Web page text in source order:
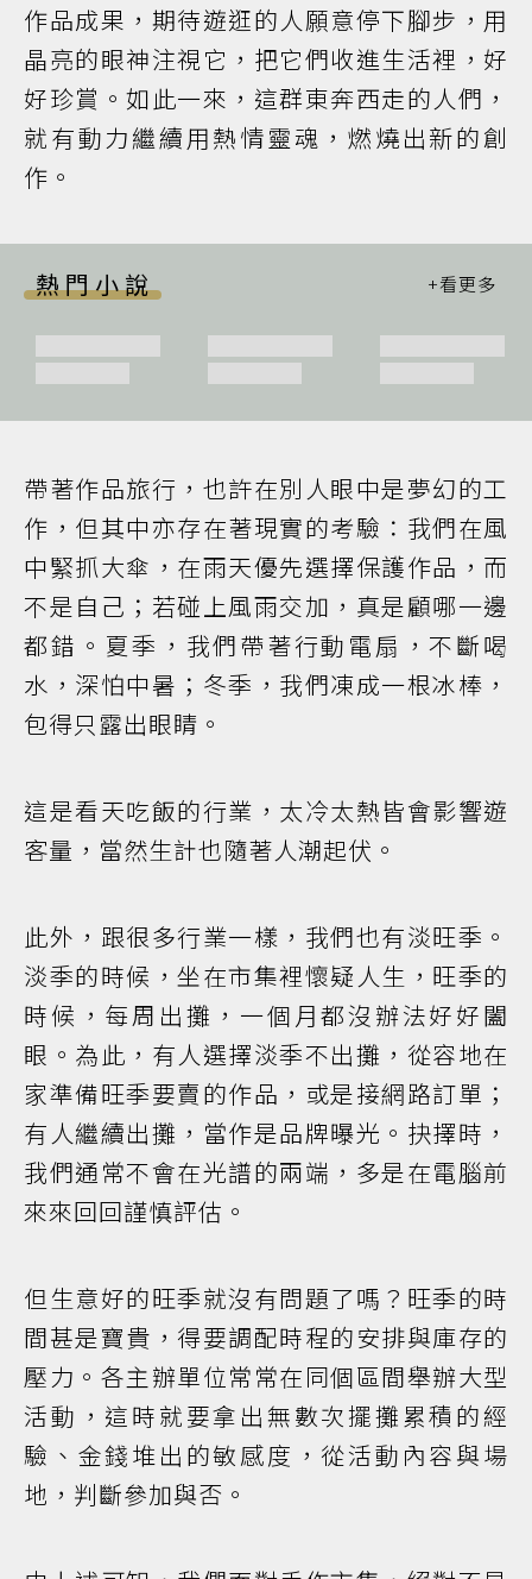
作品成果，期待遊逛的人願意停下腳步，用
晶亮的眼神注視它，把它們收進生活裡，好
好珍賞。如此一來，這群東奔西走的人們，
就有動力繼續用熱情靈魂，燃燒出新的創
作。
熱門小說
帶著作品旅行，也許在別人眼中是夢幻的工
作，但其中亦存在著現實的考驗：我們在風
中緊抓大傘，在雨天優先選擇保護作品，而
不是自己；若碰上風雨交加，真是顧哪一邊
都錯。夏季，我們帶著行動電扇，不斷喝
水，深怕中暑；冬季，我們凍成一根冰棒，
包得只露出眼睛。
這是看天吃飯的行業，太冷太熱皆會影響遊
客量，當然生計也隨著人潮起伏。
此外，跟很多行業一樣，我們也有淡旺季。
淡季的時候，坐在市集裡懷疑人生，旺季的
時候，每周出攤，一個月都沒辦法好好闔
眼。為此，有人選擇淡季不出攤，從容地在
家準備旺季要賣的作品，或是接網路訂單；
有人繼續出攤，當作是品牌曝光。抉擇時，
我們通常不會在光譜的兩端，多是在電腦前
來來回回謹慎評估。
但生意好的旺季就沒有問題了嗎？旺季的時
間甚是寶貴，得要調配時程的安排與庫存的
壓力。各主辦單位常常在同個區間舉辦大型
活動，這時就要拿出無數次擺攤累積的經
驗、金錢堆出的敏感度，從活動內容與場
地，判斷參加與否。